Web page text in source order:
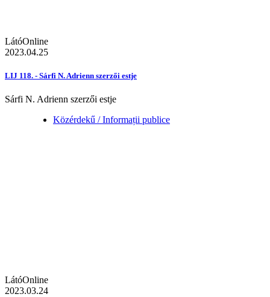
LátóOnline
2023.04.25
LIJ 118. - Sárfi N. Adrienn szerzői estje
Sárfi N. Adrienn szerzői estje
Közérdekű / Informații publice
LátóOnline
2023.03.24